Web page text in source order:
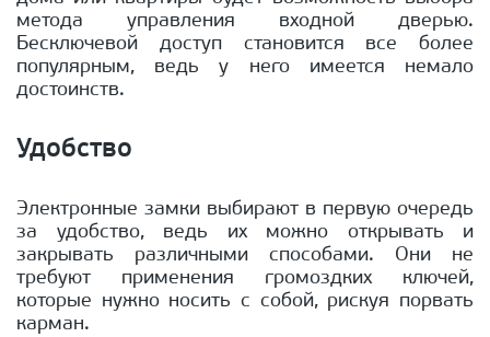
метода управления входной дверью.
Бесключевой доступ становится все более
популярным, ведь у него имеется немало
достоинств.
Удобство
Электронные замки выбирают в первую очередь
за удобство, ведь их можно открывать и
закрывать различными способами. Они не
требуют применения громоздких ключей,
которые нужно носить с собой, рискуя порвать
карман.